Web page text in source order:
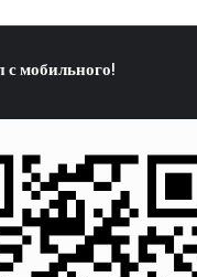
с мобильного!